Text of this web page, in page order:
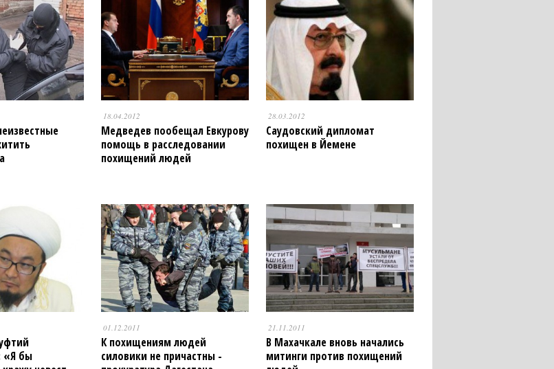
18.04.2012
Медведев пообещал Евкурову
помощь в расследовании
похищений людей
28.03.2012
Саудовский дипломат
похищен в Йемене
«Я бы
01.12.2011
К похищениям людей
силовики не причастны -
21.11.2011
В Махачкале вновь начались
митинги против похищений